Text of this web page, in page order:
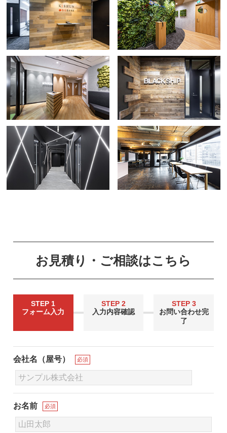
お見積り・ご相談はこちら
STEP 1
フォーム入力
STEP 2
入力内容確認
STEP 3
お問い合わせ完
了
会社名（屋号） 必須
お名前 必須